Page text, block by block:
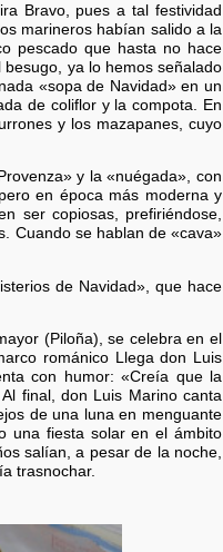
Bravo, pues a tal festividad
marineros habían salido a la
pescado que hasta no hace
ya lo hemos señalado
«sopa de Navidad» en un
de coliflor y la compota. En
y los mazapanes, cuyo
y la «nuégada», con
en época más moderna y
ser copiosas, prefiriéndose,
Cuando se hablan de «cava»
de Navidad», que hace
(Piloña), se celebra en el
románico Llega don Luis
con humor: «Creía que la
final, don Luis Marino canta
de una luna en menguante
una fiesta solar en el ámbito
salían, a pesar de la noche,
trasnochar.